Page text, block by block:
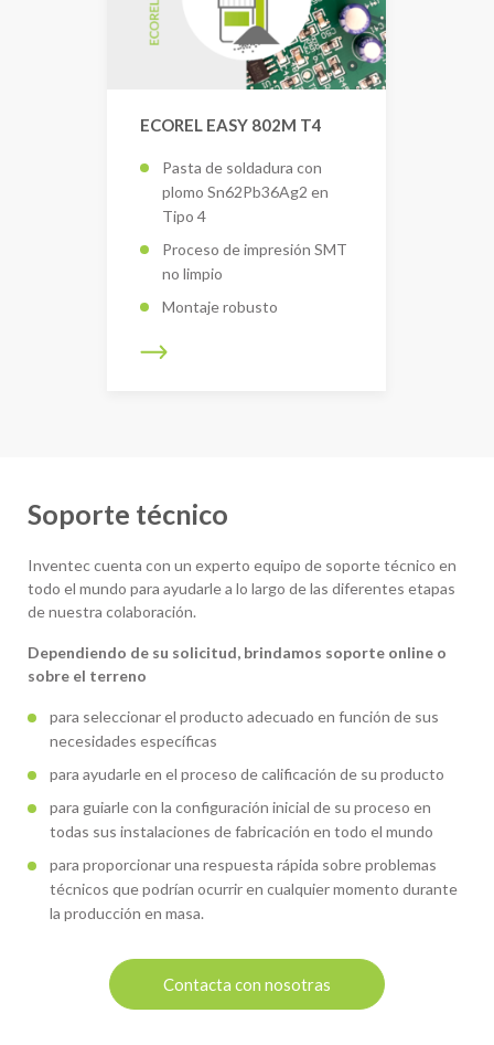
ECOREL EASY 802M T4
Pasta de soldadura con
plomo Sn62Pb36Ag2 en
Tipo 4
Proceso de impresión SMT
no limpio
Montaje robusto
Soporte técnico
Inventec cuenta con un experto equipo de soporte técnico en
todo el mundo para ayudarle a lo largo de las diferentes etapas
de nuestra colaboración.
Dependiendo de su solicitud, brindamos soporte online o
sobre el terreno
para seleccionar el producto adecuado en función de sus
necesidades específicas
para ayudarle en el proceso de calificación de su producto
para guiarle con la configuración inicial de su proceso en
todas sus instalaciones de fabricación en todo el mundo
para proporcionar una respuesta rápida sobre problemas
técnicos que podrían ocurrir en cualquier momento durante
la producción en masa.
Contacta con nosotras